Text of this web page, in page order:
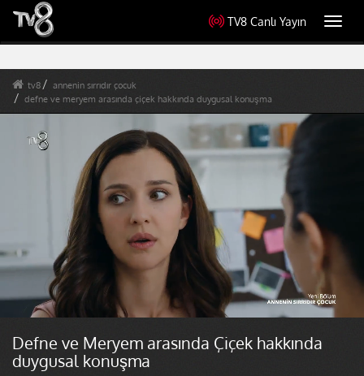
TV8 Canlı Yayın
tv8
annenin sırrıdır çocuk
defne ve meryem arasında çiçek hakkında duygusal konuşma
Defne ve Meryem arasında Çiçek hakkında
duygusal konuşma